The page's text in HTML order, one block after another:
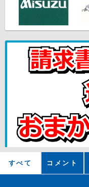
すべて コメント